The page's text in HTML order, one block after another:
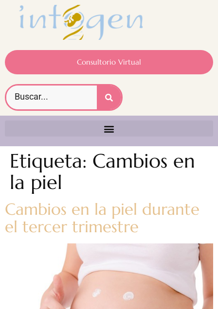
Consultorio Virtual
Etiqueta: Cambios en
la piel
Cambios en la piel durante
el tercer trimestre